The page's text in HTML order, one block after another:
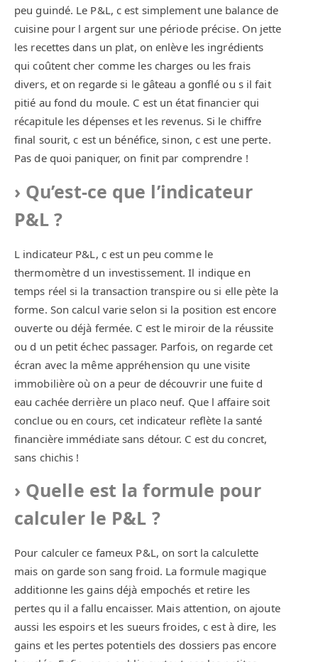
peu guindé. Le P&L, c est simplement une balance de
cuisine pour l argent sur une période précise. On jette
les recettes dans un plat, on enlève les ingrédients
qui coûtent cher comme les charges ou les frais
divers, et on regarde si le gâteau a gonflé ou s il fait
pitié au fond du moule. C est un état financier qui
récapitule les dépenses et les revenus. Si le chiffre
final sourit, c est un bénéfice, sinon, c est une perte.
Pas de quoi paniquer, on finit par comprendre !
Qu’est-ce que l’indicateur
P&L ?
L indicateur P&L, c est un peu comme le
thermomètre d un investissement. Il indique en
temps réel si la transaction transpire ou si elle pète la
forme. Son calcul varie selon si la position est encore
ouverte ou déjà fermée. C est le miroir de la réussite
ou d un petit échec passager. Parfois, on regarde cet
écran avec la même appréhension qu une visite
immobilière où on a peur de découvrir une fuite d
eau cachée derrière un placo neuf. Que l affaire soit
conclue ou en cours, cet indicateur reflète la santé
financière immédiate sans détour. C est du concret,
sans chichis !
Quelle est la formule pour
calculer le P&L ?
Pour calculer ce fameux P&L, on sort la calculette
mais on garde son sang froid. La formule magique
additionne les gains déjà empochés et retire les
pertes qu il a fallu encaisser. Mais attention, on ajoute
aussi les espoirs et les sueurs froides, c est à dire, les
gains et les pertes potentiels des dossiers pas encore